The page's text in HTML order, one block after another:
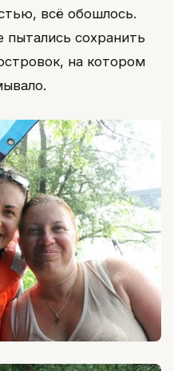
всё обошлось.
сохранить
на котором